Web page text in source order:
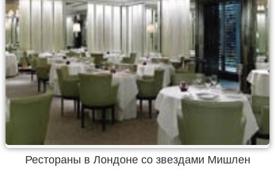
Рестораны в Лондоне со звездами Мишлен